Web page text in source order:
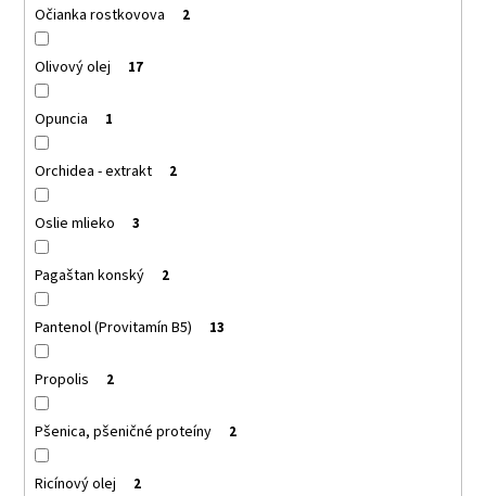
Očianka rostkovova 2
Olivový olej 17
Opuncia 1
Orchidea - extrakt 2
Oslie mlieko 3
Pagaštan konský 2
Pantenol (Provitamín B5) 13
Propolis 2
Pšenica, pšeničné proteíny 2
Ricínový olej 2